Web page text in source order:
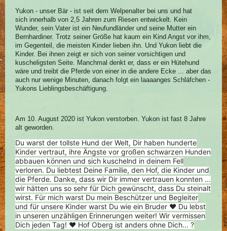
Yukon - unser Bär - ist seit dem Welpenalter bei uns und hat
sich innerhalb von 2,5 Jahren zum Riesen entwickelt. Kein
Wunder, sein Vater ist ein Neufundländer und seine Mutter ein
Bernhardiner. Trotz seiner Größe hat kaum ein Kind Angst vor ihm,
im Gegenteil, die meisten Kinder lieben ihn. Und Yukon liebt die
Kinder. Bei ihnen zeigt er sich von seiner vorsichtigen und
kuscheligsten Seite. Manchmal denkt er, dass er ein Hütehund
wäre und treibt die Pferde von einer in die andere Ecke ... aber das
auch nur wenige Minuten, danach folgt ein laaaanges Schläfchen -
Yukons Lieblingsbeschäftigung.
Am 10. August 2020 ist Yukon verstorben. Yukon ist fast 8 Jahre
alt geworden.
Du warst der tollste Hund der Welt, Dir haben hunderte
Kinder vertraut, ihre Ängste vor großen schwarzen Hunden
abbauen können und sich kuschelnd in deinem Fell
verloren. Du liebtest Deine Familie, den Hof, die Kinder und
die Pferde. Danke, dass wir Dir immer vertrauen konnten ...
wir hätten uns so sehr für Dich gewünscht, dass Du steinalt
wirst. Für mich warst Du mein Beschützer und Begleiter
und für unsere Kinder warst Du wie ein Bruder ❤ Du lebst
in unseren unzähligen Erinnerungen weiter! Wir vermissen
Dich jeden Tag! ❤ Hof Oberg ist anders ohne Dich... ?